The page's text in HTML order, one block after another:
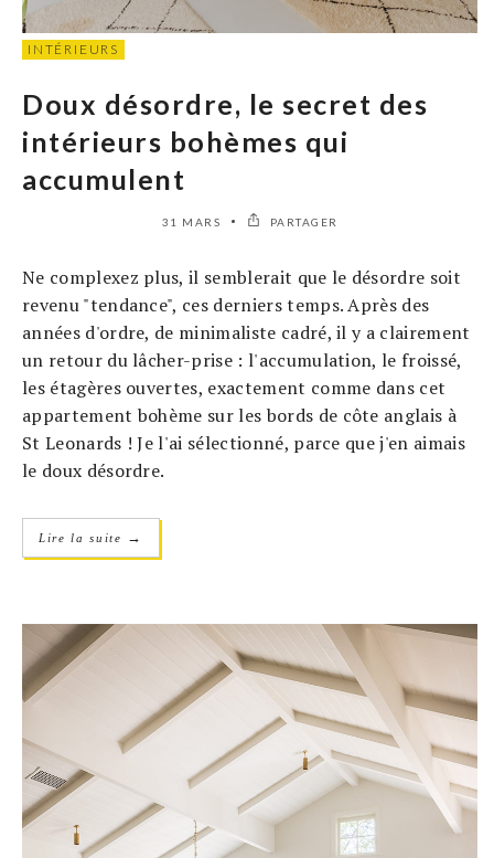
INTÉRIEURS
Doux désordre, le secret des
intérieurs bohèmes qui
accumulent
31 MARS PARTAGER
Ne complexez plus, il semblerait que le désordre soit
revenu "tendance", ces derniers temps. Après des
années d'ordre, de minimaliste cadré, il y a clairement
un retour du lâcher-prise : l'accumulation, le froissé,
les étagères ouvertes, exactement comme dans cet
appartement bohème sur les bords de côte anglais à
St Leonards ! Je l'ai sélectionné, parce que j'en aimais
le doux désordre.
Lire la suite →